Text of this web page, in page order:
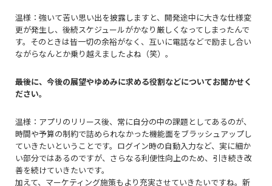
温様：強いて苦い思い出を披露しますと、 開発途中に大きな仕様変
更が発生し、 後続スケジュールがかなり厳しくなってしまったんで
す。 そのときは皆一切の余裕がなく、互いに電話などで励まし合い
ながらなんとか乗り越えましたよね（笑）。
――最後に、今後の展望やゆめみに求める役割などについてお聞かせく
ださい。
温様：アプリのリリース後、常に自分の中の課題としてあるのが、
時間や予算の制約で詰められなかった機能面をブラッシュアップし
ていきたいということです。ログイン時の自動入力など、実に細か
い部分ではあるのですが、さらなる利便性向上のため、引き続き改
善を続けていきたいです。
加えて、マーケティング施策もより充実させていきたいですね。新